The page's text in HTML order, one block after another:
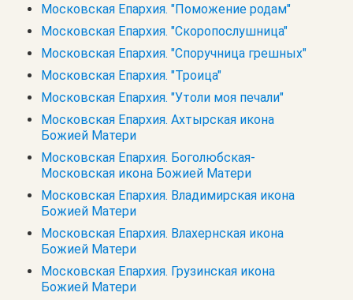
Московская Епархия. "Поможение родам"
Московская Епархия. "Скоропослушница"
Московская Епархия. "Споручница грешных"
Московская Епархия. "Троица"
Московская Епархия. "Утоли моя печали"
Московская Епархия. Ахтырская икона
Божией Матери
Московская Епархия. Боголюбская-
Московская икона Божией Матери
Московская Епархия. Владимирская икона
Божией Матери
Московская Епархия. Влахернская икона
Божией Матери
Московская Епархия. Грузинская икона
Божией Матери